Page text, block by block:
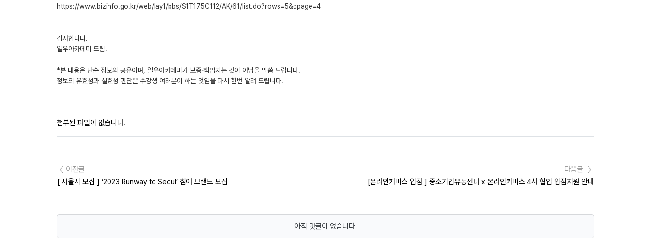
https://www.bizinfo.go.kr/web/lay1/bbs/S1T175C112/AK/61/list.do?rows=5&cpage=4
감사합니다.
일우아카데미 드림.
*본 내용은 단순 정보의 공유이며, 일우아카데미가 보증·책임지는 것이 아님을 말씀 드립니다.
정보의 유효성과 실효성 판단은 수강생 여러분이 하는 것임을 다시 한번 알려 드립니다.
첨부된 파일이 없습니다.
이전글
[ 서울시 모집 ] ‘2023 Runway to Seoul’ 참여 브랜드 모집
다음글
[온라인커머스 입점 ] 중소기업유통센터 x 온라인커머스 4사 협업 입점지원 안내
아직 댓글이 없습니다.